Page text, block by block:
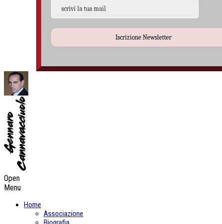
Iscrizione Newsletter
Open
Menu
Home
Associazione